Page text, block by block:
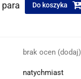
para Do koszyka
brak ocen (dodaj)
natychmiast